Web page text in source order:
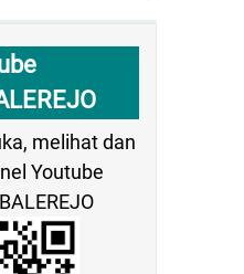
melihat dan
Youtube